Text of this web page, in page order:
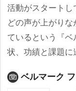
活動がスタートし
どの声が上がり
ているという『
状、功績と課題に
ベルマーク